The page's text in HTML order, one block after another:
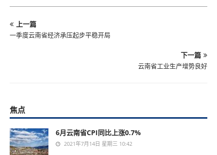
上一篇
一季度云南省经济承压起步平稳开局
下一篇
云南省工业生产增势良好
焦点
6月云南省CPI同比上涨0.7%
2021年7月14日 星期三 10:42